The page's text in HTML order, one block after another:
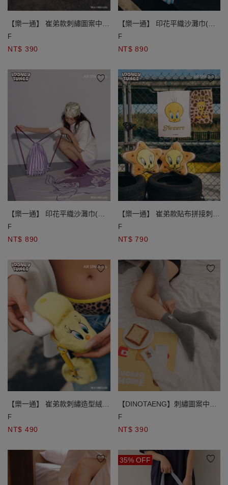
【樂一通】 崔弟款刺繡圖案中筒
襪
F
NT$ 390
【樂一通】 印花平織沙灘巾(附
束口袋) 兔巴哥款/崔弟款
F
NT$ 890
【樂一通】 印花平織沙灘巾(附
束口袋) 兔巴哥款/崔弟款
F
NT$ 890
【樂一通】 崔弟款貼布拼接刺繡
星形絨毛抱枕
F
NT$ 790
【樂一通】 崔弟款刺繡造型絨毛
耳機包吊飾
F
NT$ 490
【DINOTAENG】刺繡圖案中筒
襪
F
NT$ 390
35% OFF